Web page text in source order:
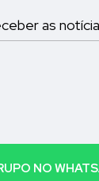
as
NO